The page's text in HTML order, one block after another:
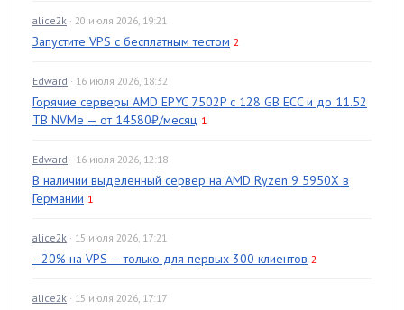
alice2k · 20 июля 2026, 19:21
Запустите VPS с бесплатным тестом 2
Edward · 16 июля 2026, 18:32
Горячие серверы AMD EPYC 7502P с 128 GB ECC и до 11.52
TB NVMe — от 14580₽/месяц 1
Edward · 16 июля 2026, 12:18
В наличии выделенный сервер на AMD Ryzen 9 5950X в
Германии 1
alice2k · 15 июля 2026, 17:21
–20% на VPS — только для первых 300 клиентов 2
alice2k · 15 июля 2026, 17:17